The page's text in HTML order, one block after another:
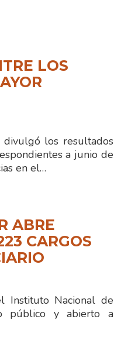
LOS
divulgó los resultados
a junio de
en el…
ABRE
CARGOS
Instituto Nacional de
público y abierto a